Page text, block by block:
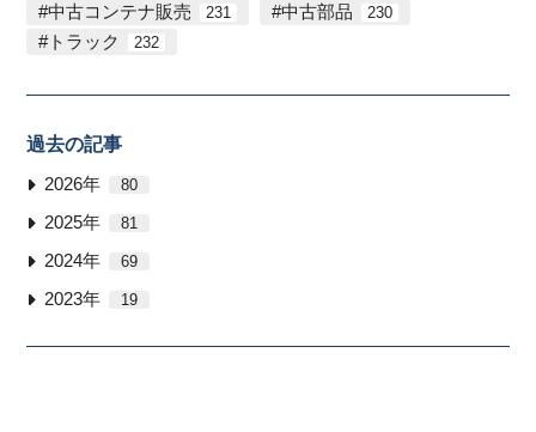
中古コンテナ販売 231 中古部品 230
トラック 232
過去の記事
2026年 80
2025年 81
2024年 69
2023年 19